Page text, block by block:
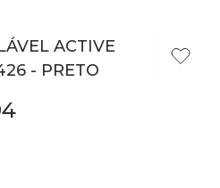
ACTIVE
- PRETO